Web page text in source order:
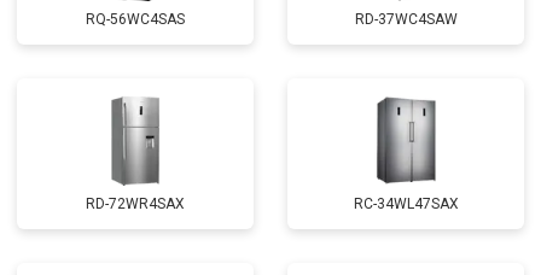
RQ-56WC4SAS RD-37WC4SAW
RD-72WR4SAX RС-34WL47SAX